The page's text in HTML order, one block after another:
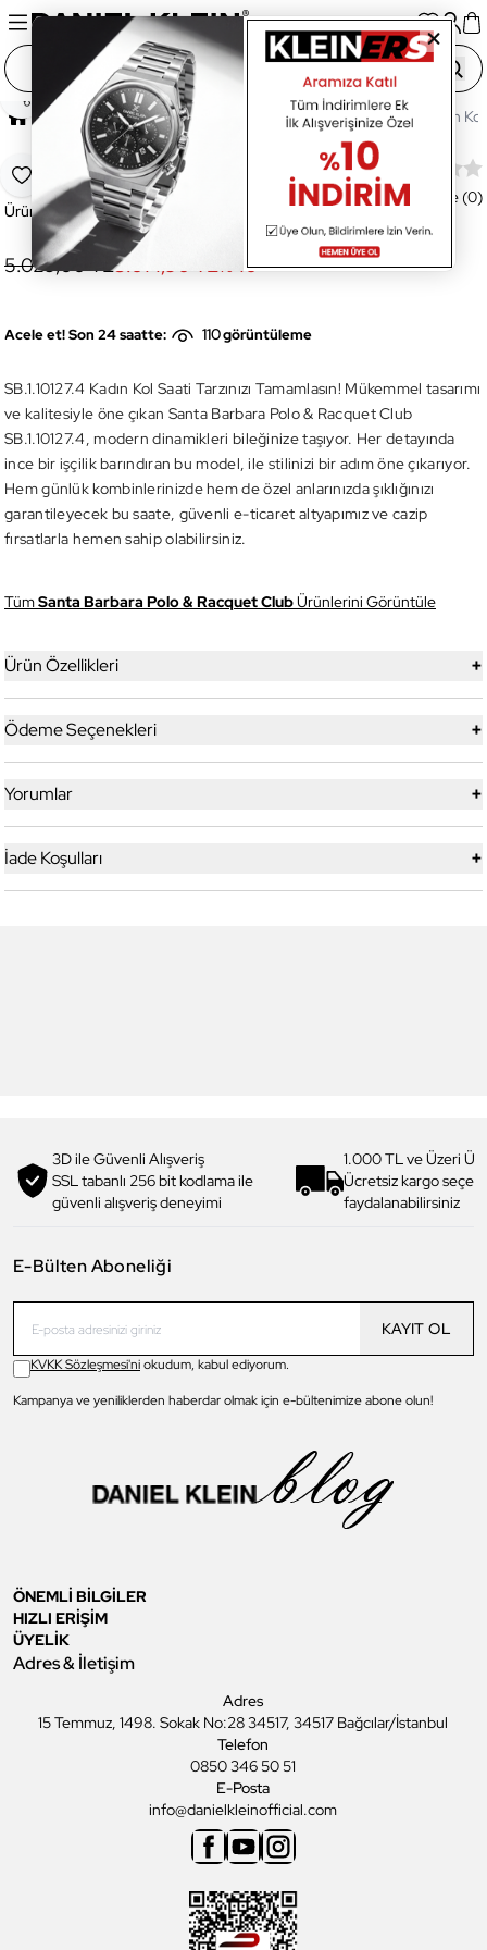
Ana Sayfa Saatler Kadın Saat SB.1.10127.4 Kadın
Favoriye Ekle
Paylaş
SB.1.10127.4 Kadın Kol Saati
Ürün Kodu:SB.1.10127.4
Değerlendirme (0)
5.029,00 TL3.014,90 TL% 40
Acele et! Son 24 saatte: 110görüntüleme
SB.1.10127.4 Kadın Kol Saati Tarzınızı Tamamlasın! Mükemmel tasarımı
ve kalitesiyle öne çıkan Santa Barbara Polo & Racquet Club
SB.1.10127.4, modern dinamikleri bileğinize taşıyor. Her detayında
ince bir işçilik barındıran bu model, ile stilinizi bir adım öne çıkarıyor.
Hem günlük kombinlerinizde hem de özel anlarınızda şıklığınızı
garantileyecek bu saate, güvenli e-ticaret altyapımız ve cazip
fırsatlarla hemen sahip olabilirsiniz.
TümSanta Barbara Polo & Racquet ClubÜrünlerini Görüntüle
Ürün Özellikleri +
Ödeme Seçenekleri +
Yorumlar +
İade Koşulları +
3D ile Güvenli Alışveriş
SSL tabanlı 256 bit kodlama ile
güvenli alışveriş deneyimi
1.000 TL ve Üzeri
Ücretsiz kargo
faydalanabilirsiniz
E-Bülten Aboneliği
KAYIT OL
KVKK Sözleşmesi'niokudum, kabul ediyorum.
Kampanya ve yeniliklerden haberdar olmak için e-bültenimize abone olun!
ÖNEMLİ BİLGİLER
HIZLI ERİŞİM
ÜYELİK
Adres & İletişim
Adres
15 Temmuz, 1498. Sokak No:28 34517, 34517 Bağcılar/İstanbul
Telefon
0850 346 50 51
E-Posta
info@danielkleinofficial.com
Facebook
YoutubeInstagram